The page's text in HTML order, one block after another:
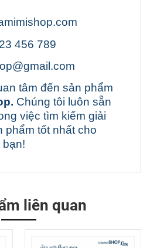
456 789
tâm đến sản phẩm
Chúng tôi luôn sẵn
việc tìm kiếm giải
phẩm tốt nhất cho
liên quan